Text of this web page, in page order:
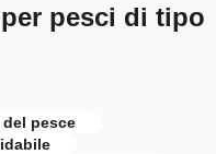
pesci di tipo
pesce